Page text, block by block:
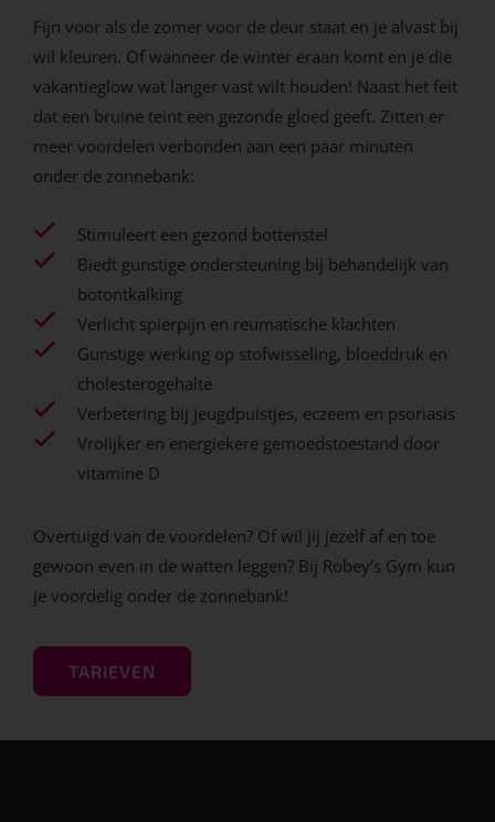
Fijn voor als de zomer voor de deur staat en je alvast bij
wil kleuren. Of wanneer de winter eraan komt en je die
vakantieglow wat langer vast wilt houden! Naast het feit
dat een bruine teint een gezonde gloed geeft. Zitten er
meer voordelen verbonden aan een paar minuten
onder de zonnebank:
Stimuleert een gezond bottenstel
Biedt gunstige ondersteuning bij behandelijk van
botontkalking
Verlicht spierpijn en reumatische klachten
Gunstige werking op stofwisseling, bloeddruk en
cholesterogehalte
Verbetering bij jeugdpuistjes, eczeem en psoriasis
Vrolijker en energiekere gemoedstoestand door
vitamine D
Overtuigd van de voordelen? Of wil jij jezelf af en toe
gewoon even in de watten leggen? Bij Robey’s Gym kun
je voordelig onder de zonnebank!
TARIEVEN